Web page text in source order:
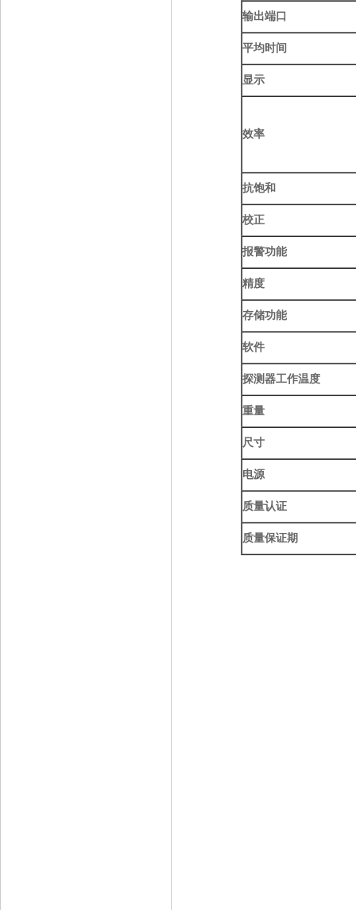
输出端口
平均时间
显示
效率
抗饱和
校正
报警功能
精度
存储功能
软件
探测器工作温度
重量
尺寸
电源
质量认证
质量保证期